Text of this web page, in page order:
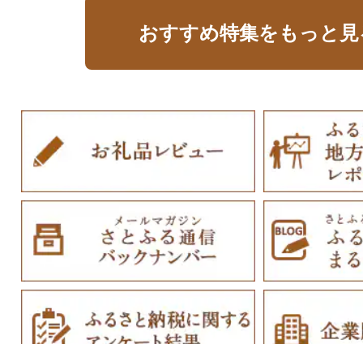
おすすめ特集をもっと